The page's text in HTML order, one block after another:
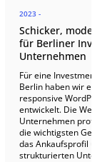
2023 -
Schicker,
für Berliner
Unternehmen
Für eine
Berlin haben wir eine
responsive
entwickelt. Die
Unternehmen
die wichtigsten
das Ankaufsprofil
strukturierten